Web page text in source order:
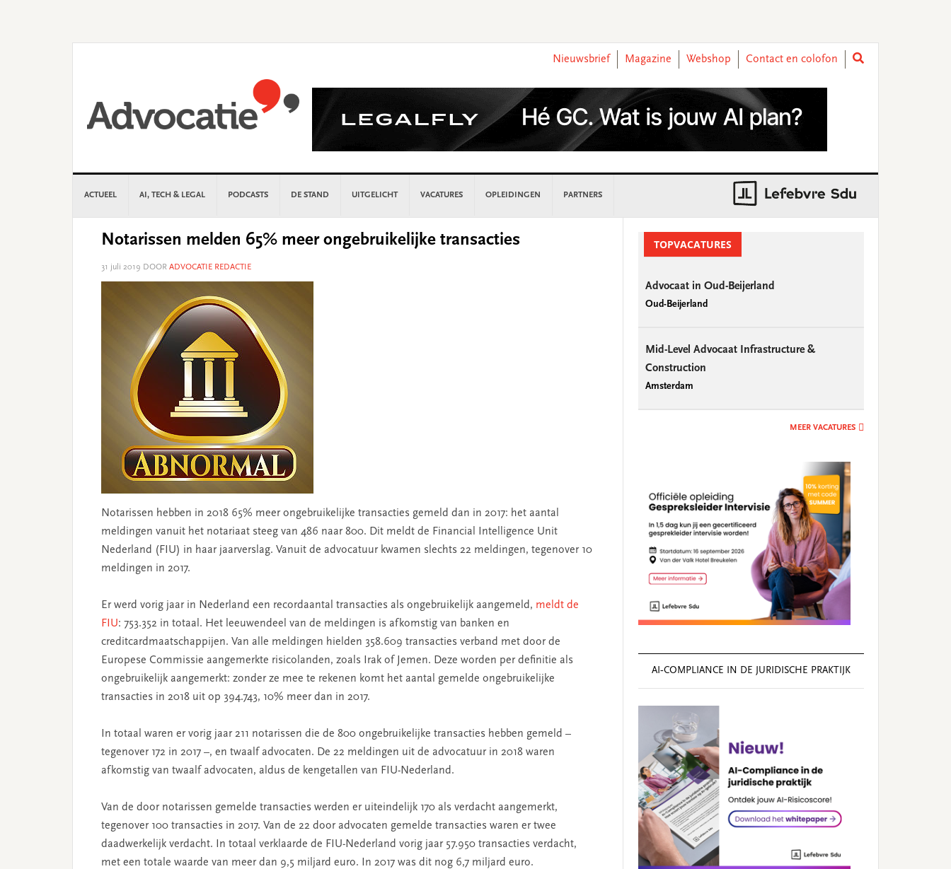
Nieuwsbrief
Magazine Webshop Contact en colofon
ACTUEEL AI, TECH & LEGAL PODCASTS DE STAND UITGELICHT VACATURES OPLEIDINGEN PARTNERS
Notarissen melden 65% meer ongebruikelijke transacties
31 juli 2019 DOOR ADVOCATIE REDACTIE
Notarissen hebben in 2018 65% meer ongebruikelijke transacties gemeld dan in 2017: het aantal
meldingen vanuit het notariaat steeg van 486 naar 800. Dit meldt de Financial Intelligence Unit
Nederland (FIU) in haar jaarverslag. Vanuit de advocatuur kwamen slechts 22 meldingen, tegenover 10
meldingen in 2017.
Er werd vorig jaar in Nederland een recordaantal transacties als ongebruikelijk aangemeld, meldt de
FIU: 753.352 in totaal. Het leeuwendeel van de meldingen is afkomstig van banken en
creditcardmaatschappijen. Van alle meldingen hielden 358.609 transacties verband met door de
Europese Commissie aangemerkte risicolanden, zoals Irak of Jemen. Deze worden per definitie als
ongebruikelijk aangemerkt: zonder ze mee te rekenen komt het aantal gemelde ongebruikelijke
transacties in 2018 uit op 394.743, 10% meer dan in 2017.
In totaal waren er vorig jaar 211 notarissen die de 800 ongebruikelijke transacties hebben gemeld –
tegenover 172 in 2017 –, en twaalf advocaten. De 22 meldingen uit de advocatuur in 2018 waren
afkomstig van twaalf advocaten, aldus de kengetallen van FIU-Nederland.
Van de door notarissen gemelde transacties werden er uiteindelijk 170 als verdacht aangemerkt,
tegenover 100 transacties in 2017. Van de 22 door advocaten gemelde transacties waren er twee
daadwerkelijk verdacht. In totaal verklaarde de FIU-Nederland vorig jaar 57.950 transacties verdacht,
met een totale waarde van meer dan 9,5 miljard euro. In 2017 was dit nog 6,7 miljard euro.
SidebarTOPVACATURES
Advocaat in Oud-Beijerland
Oud-Beijerland
Mid-Level Advocaat Infrastructure &
Construction
Amsterdam
MEER VACATURES
AI‑COMPLIANCE IN DE JURIDISCHE PRAKTIJK